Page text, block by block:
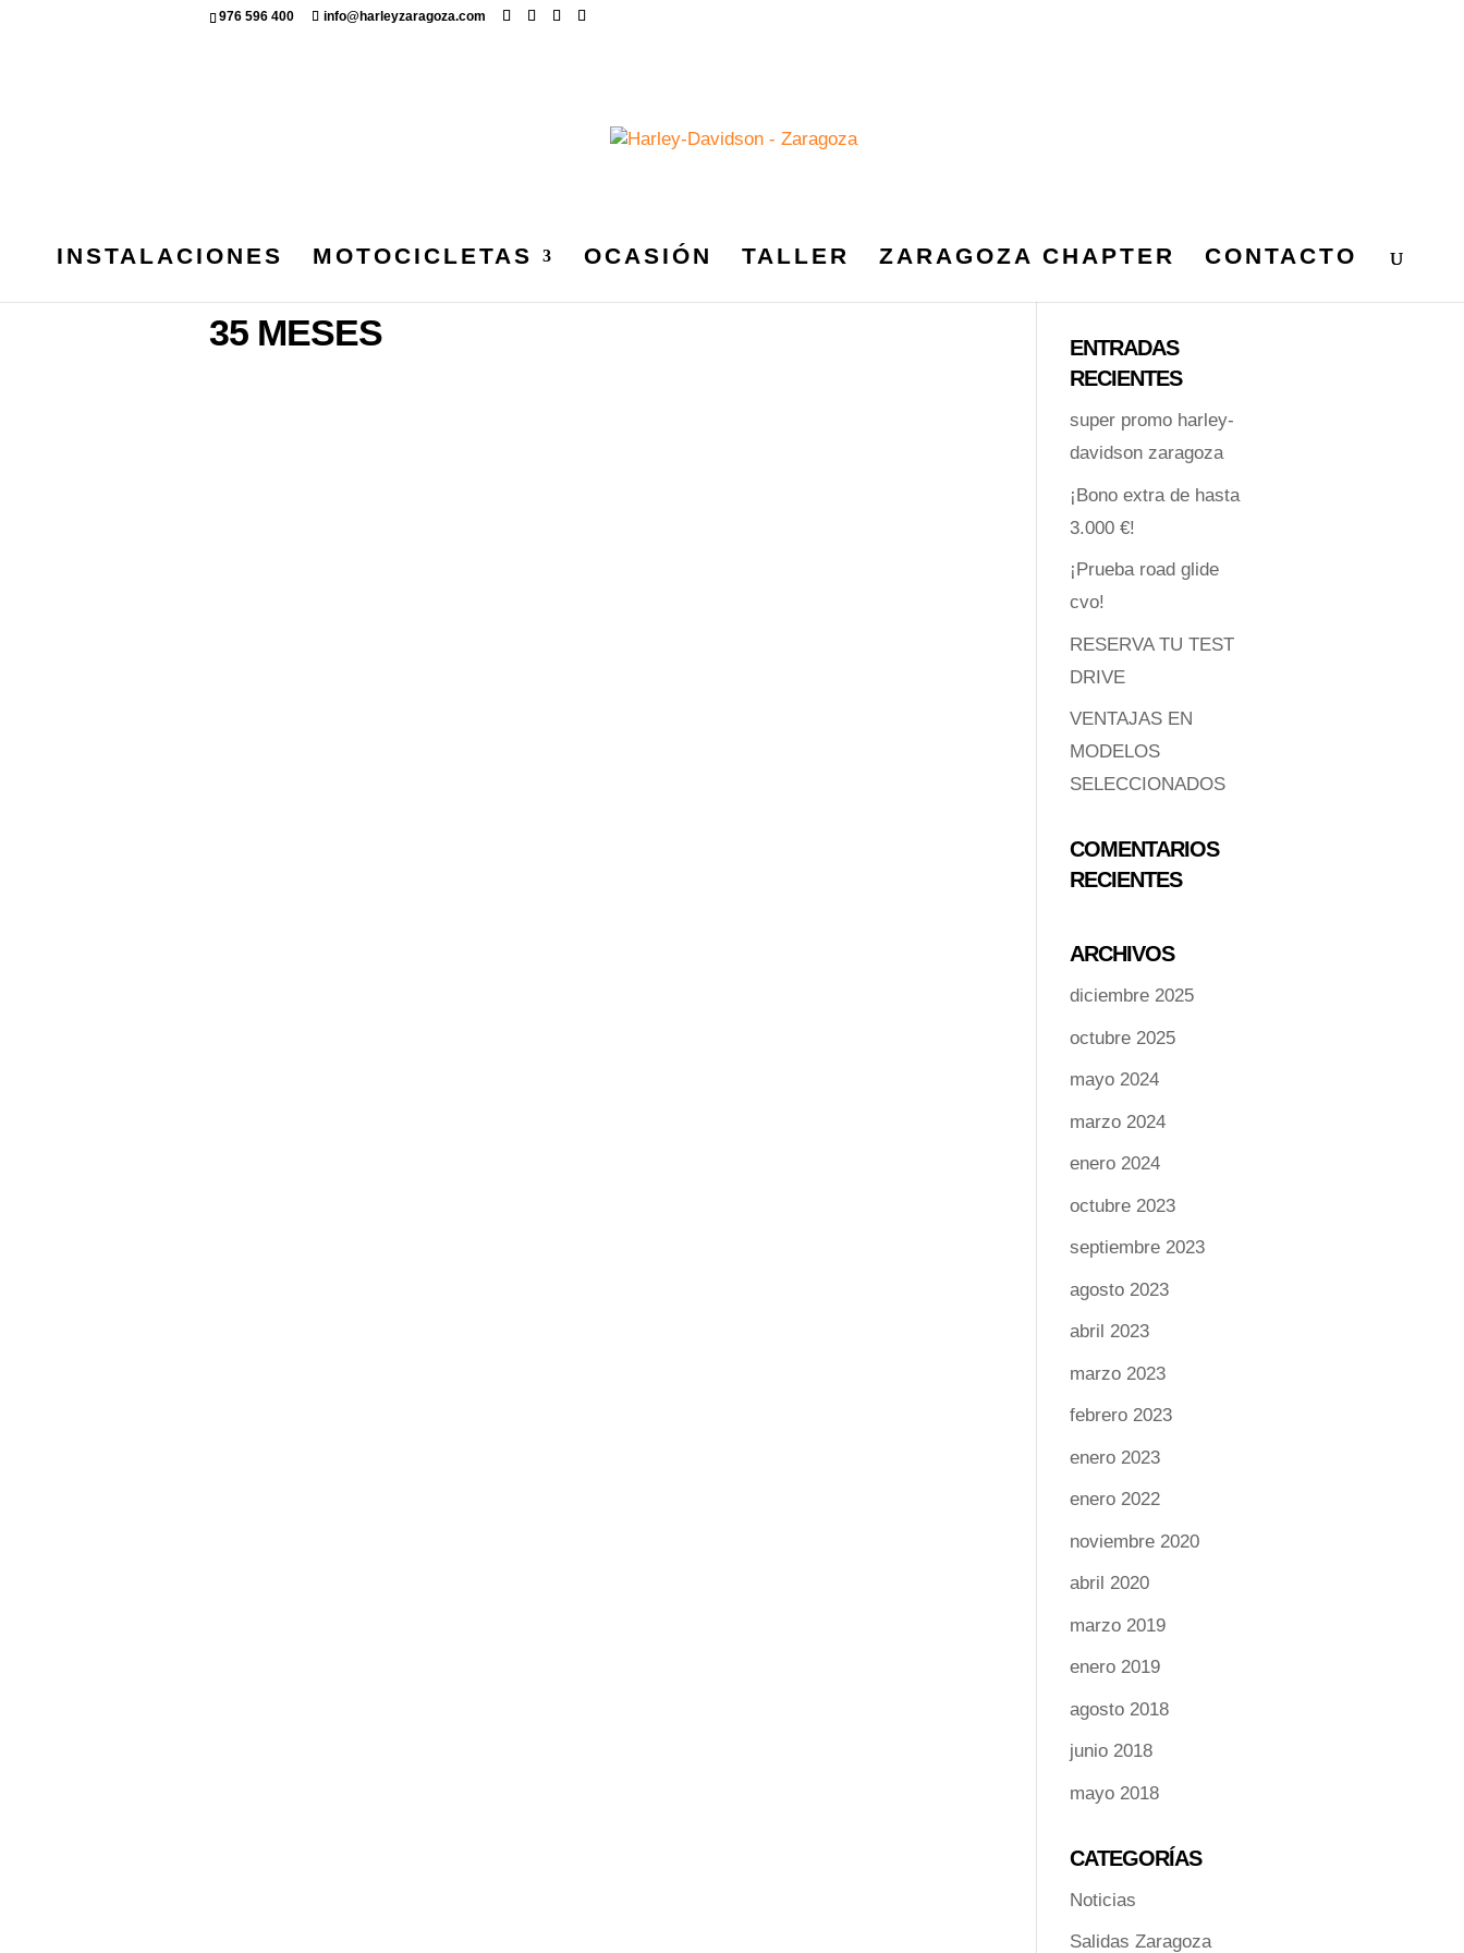
976 596 400 info@harleyzaragoza.com
INSTALACIONES MOTOCICLETAS OCASIÓN TALLER ZARAGOZA CHAPTER CONTACTO
35 MESES
ENTRADAS
RECIENTES
super promo harley-
davidson zaragoza
¡Bono extra de hasta
3.000 €!
¡Prueba road glide
cvo!
RESERVA TU TEST
DRIVE
VENTAJAS EN
MODELOS
SELECCIONADOS
COMENTARIOS
RECIENTES
ARCHIVOS
diciembre 2025
octubre 2025
mayo 2024
marzo 2024
enero 2024
octubre 2023
septiembre 2023
agosto 2023
abril 2023
marzo 2023
febrero 2023
enero 2023
enero 2022
noviembre 2020
abril 2020
marzo 2019
enero 2019
agosto 2018
junio 2018
mayo 2018
CATEGORÍAS
Noticias
Salidas Zaragoza